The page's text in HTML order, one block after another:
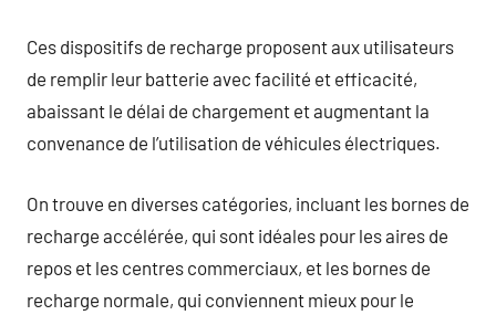
Ces dispositifs de recharge proposent aux utilisateurs
de remplir leur batterie avec facilité et efficacité,
abaissant le délai de chargement et augmentant la
convenance de l’utilisation de véhicules électriques.
On trouve en diverses catégories, incluant les bornes de
recharge accélérée, qui sont idéales pour les aires de
repos et les centres commerciaux, et les bornes de
recharge normale, qui conviennent mieux pour le